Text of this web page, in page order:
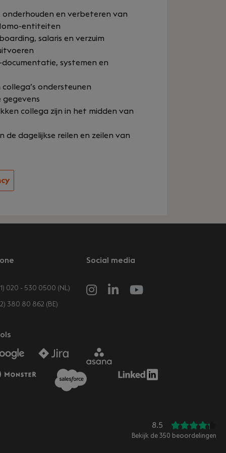
onderhouden en verbeteren van
entiteiten
salaris en verzuim
documentatie, systemen en
ondersteunen
gegevens
collega zijn in het midden van
de dagelijkse reilen en zeilen van
020 - 530 0500 (NL)
380 80 862 (BE)
Social media
8.5
Bekijk de 350 beoordelingen